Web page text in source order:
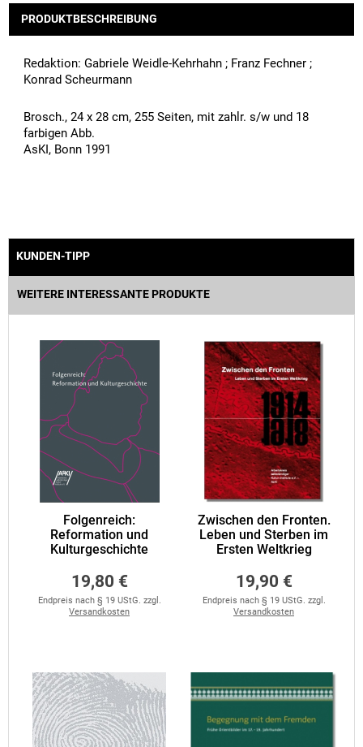
PRODUKTBESCHREIBUNG
Redaktion: Gabriele Weidle-Kehrhahn ; Franz Fechner ;
Konrad Scheurmann
Brosch., 24 x 28 cm, 255 Seiten, mit zahlr. s/w und 18
farbigen Abb.
AsKI, Bonn 1991
KUNDEN-TIPP
WEITERE INTERESSANTE PRODUKTE
Folgenreich:
Reformation und
Kulturgeschichte
19,80 €
Endpreis nach § 19 UStG. zzgl.
Versandkosten
Zwischen den Fronten.
Leben und Sterben im
Ersten Weltkrieg
19,90 €
Endpreis nach § 19 UStG. zzgl.
Versandkosten